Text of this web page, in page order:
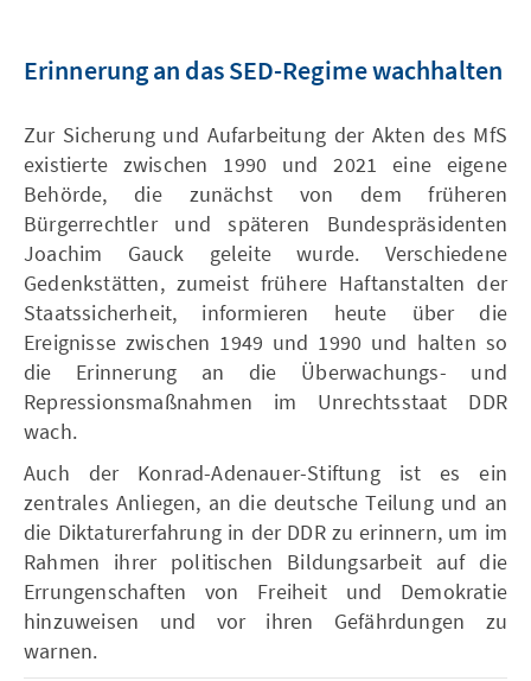
Erinnerung an das SED-Regime wachhalten
Zur Sicherung und Aufarbeitung der Akten des MfS
existierte zwischen 1990 und 2021 eine eigene
Behörde, die zunächst von dem früheren
Bürgerrechtler und späteren Bundespräsidenten
Joachim Gauck geleite wurde. Verschiedene
Gedenkstätten, zumeist frühere Haftanstalten der
Staatssicherheit, informieren heute über die
Ereignisse zwischen 1949 und 1990 und halten so
die Erinnerung an die Überwachungs- und
Repressionsmaßnahmen im Unrechtsstaat DDR
wach.
Auch der Konrad-Adenauer-Stiftung ist es ein
zentrales Anliegen, an die deutsche Teilung und an
die Diktaturerfahrung in der DDR zu erinnern, um im
Rahmen ihrer politischen Bildungsarbeit auf die
Errungenschaften von Freiheit und Demokratie
hinzuweisen und vor ihren Gefährdungen zu
warnen.